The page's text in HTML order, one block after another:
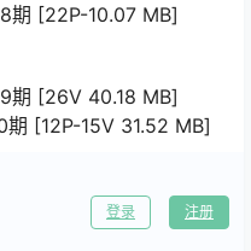
期 [22P-10.07 MB]
期 [26V 40.18 MB]
期 [12P-15V 31.52 MB]
登录 注册